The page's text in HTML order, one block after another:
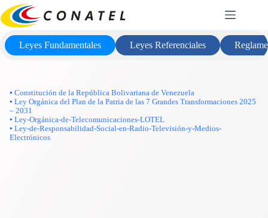
Saltar
al
contenido
Marco Legal
Leyes Fundamentales Leyes Referenciales
▪ Constitución de la República Bolivariana de Venezuela
▪ Ley Orgánica del Plan de la Patria de las 7 Grandes Transformaciones 2025
– 2031
▪ Ley-Orgánica-de-Telecomunicaciones-LOTEL
▪ Ley-de-Responsabilidad-Social-en-Radio-Televisión-y-Medios-
Electrónicos